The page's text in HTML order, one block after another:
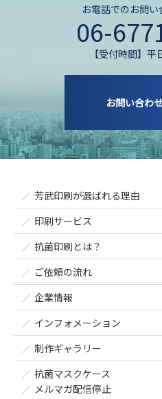
お電話でのお問
06-
【受付時間】
お問い合わ
芳武印刷が選ばれる理由
印刷サービス
抗菌印刷とは？
ご依頼の流れ
企業情報
インフォメーション
制作ギャラリー
抗菌マスクケース
メルマガ配信停止